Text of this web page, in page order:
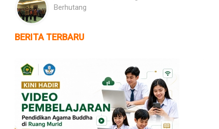
Berhutang
BERITA TERBARU